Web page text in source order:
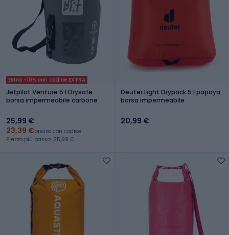
Extra -10% con codice EXTRA
Jetpilot Venture 5 l Drysafe
borsa impermeabile carbone
25,99 €
23,39 €prezzo con codice
Prezzo più basso: 25,99 €
Deuter Light Drypack 5 l papaya
borsa impermeabile
20,99 €